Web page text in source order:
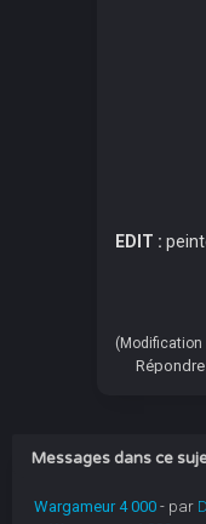
EDIT :
(Modification
Répondre
Messages dans ce
Wargameur 4 000 - par